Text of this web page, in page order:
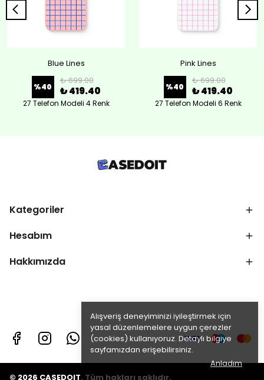
Alışveriş deneyiminizi iyileştirmek için
yasal düzenlemelere uygun çerezler
(cookies) kullanıyoruz. Detaylı bilgiye
sayfamızdan erişebilirsiniz.
Anladım
Blue Lines
%40
₺ 699.00
₺ 419.40
27 Telefon Modeli 4 Renk
Pink Lines
%40
₺ 699.00
₺ 419.40
27 Telefon Modeli 6 Renk
Kategoriler
Hesabım
Hakkımızda
© 2026 CASEDOIT. Tüm hakları saklıdır.